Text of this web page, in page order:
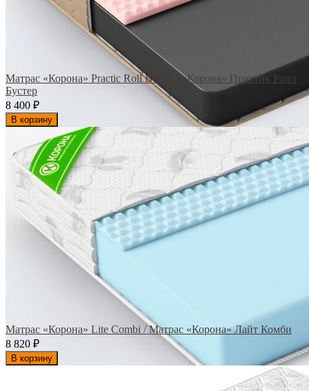
Матрас «Корона» Practic Roll Buster / «Корона» Практик Ролл
Бустер
8 400 ₽
В корзину
Матрас «Корона» Lite Combi / Матрас «Корона» Лайт Комби
8 820 ₽
В корзину